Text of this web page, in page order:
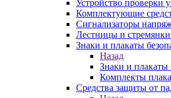
Устройство проверки
Комплектующие
Сигнализаторы
Лестницы и стремянки
Знаки и плакаты
Назад
Знаки и плакаты
Комплекты
Средства защиты от